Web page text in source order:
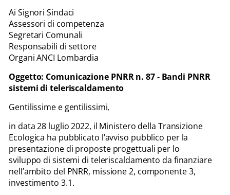
Ai Signori Sindaci
Assessori di competenza
Segretari Comunali
Responsabili di settore
Organi ANCI Lombardia
Oggetto: Comunicazione PNRR n. 87 - Bandi PNRR
sistemi di teleriscaldamento
Gentilissime e gentilissimi,
in data 28 luglio 2022, il Ministero della Transizione
Ecologica ha pubblicato l’avviso pubblico per la
presentazione di proposte progettuali per lo
sviluppo di sistemi di teleriscaldamento da finanziare
nell’ambito del PNRR, missione 2, componente 3,
investimento 3.1.